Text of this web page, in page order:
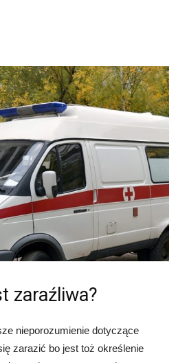
zaraźliwa?
nieporozumienie dotyczące
zarazić bo jest toż określenie